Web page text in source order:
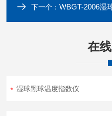
下一个：WBGT-2006湿
在